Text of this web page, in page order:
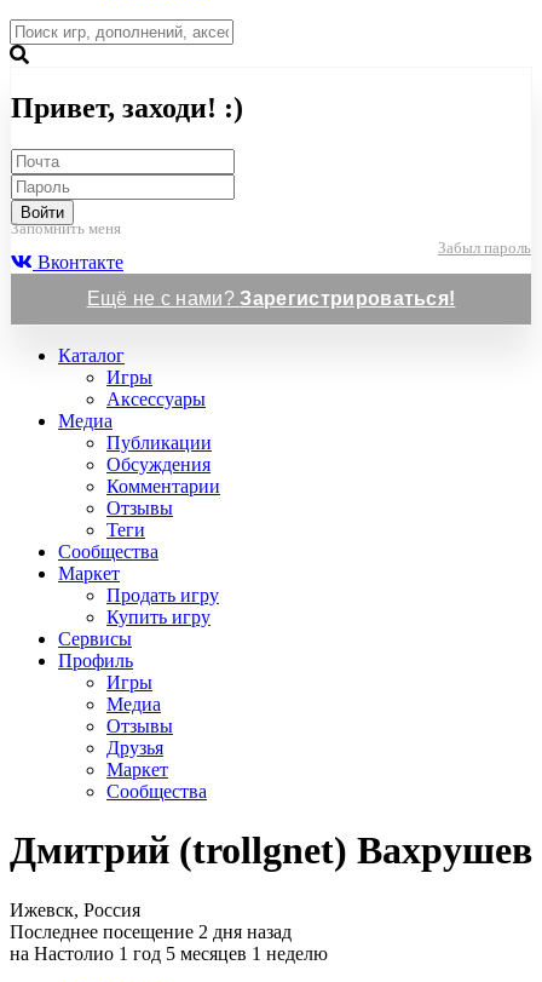
Привет, заходи! :)
Войти
Запомнить меня
Забыл пароль
Вконтакте
Ещё не с нами?Зарегистрироваться!
Каталог
Игры
Аксессуары
Медиа
Публикации
Обсуждения
Комментарии
Отзывы
Теги
Сообщества
Маркет
Продать игру
Купить игру
Сервисы
Профиль
Игры
Медиа
Отзывы
Друзья
Маркет
Сообщества
Дмитрий (trollgnet) Вахрушев
Ижевск, Россия
Последнее посещение 2 дня назад
на Настолио 1 год 5 месяцев 1 неделю